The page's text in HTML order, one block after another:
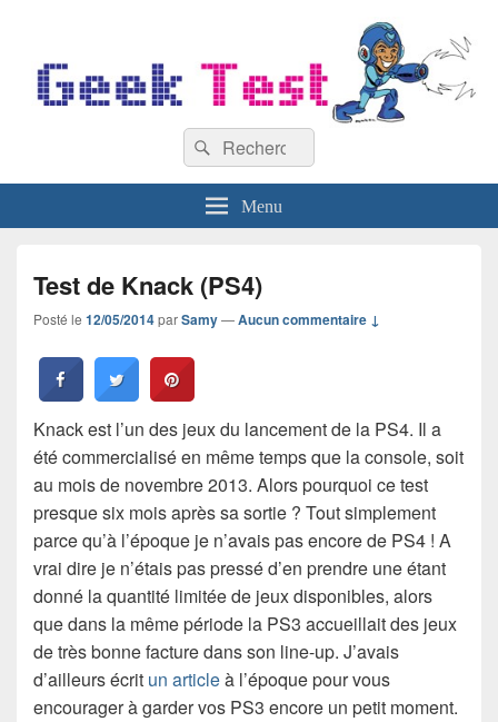
Recherche :
Rechercher
Menu
Test de Knack (PS4)
Posté le 12/05/2014parSamy—Aucun commentaire ↓
Knack est l’un des jeux du lancement de la PS4. Il a
été commercialisé en même temps que la console, soit
au mois de novembre 2013. Alors pourquoi ce test
presque six mois après sa sortie ? Tout simplement
parce qu’à l’époque je n’avais pas encore de PS4 ! A
vrai dire je n’étais pas pressé d’en prendre une étant
donné la quantité limitée de jeux disponibles, alors
que dans la même période la PS3 accueillait des jeux
de très bonne facture dans son line-up. J’avais
d’ailleurs écrit un articleà l’époque pour vous
encourager à garder vos PS3 encore un petit moment.